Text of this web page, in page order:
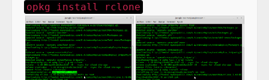
opkg install rclone